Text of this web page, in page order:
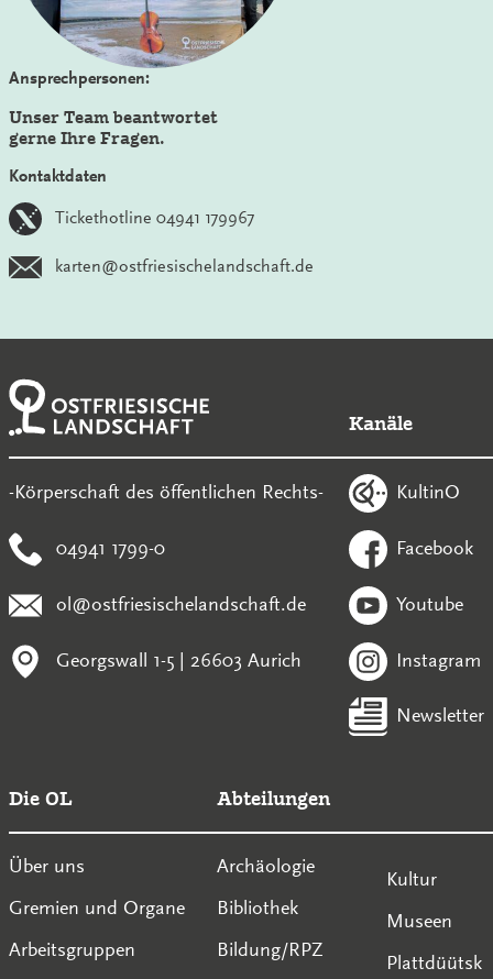
Ansprechpersonen:
Unser Team beantwortet
gerne Ihre Fragen.
Kontaktdaten
Tickethotline 04941 179967
karten@ostfriesischelandschaft.de
-Körperschaft des öffentlichen Rechts-
04941 1799-0
ol@ostfriesischelandschaft.de
Georgswall 1-5 | 26603 Aurich
Kanäle
KultinO
Facebook
Youtube
Instagram
Newsletter
Die OL
Über uns
Gremien und Organe
Arbeitsgruppen
Abteilungen
Archäologie
Bibliothek
Bildung/RPZ
Kultur
Museen
Plattdüütsk